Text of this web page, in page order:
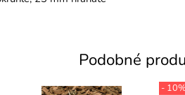
Podobné
-